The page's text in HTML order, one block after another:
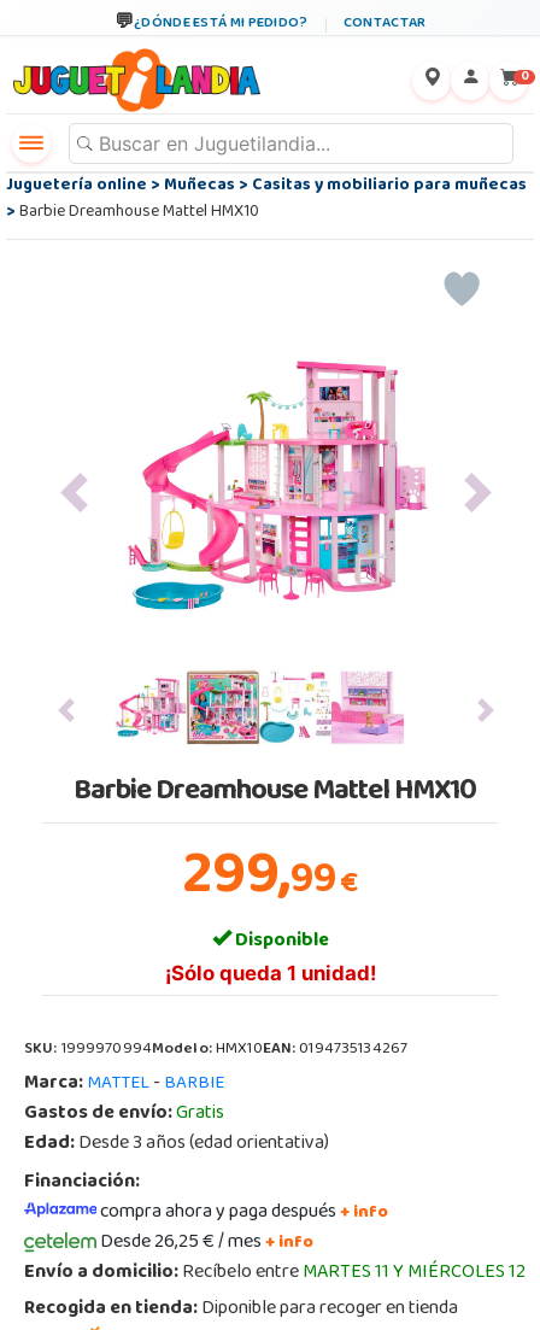
¿DÓNDE ESTÁ MI PEDIDO? CONTACTAR
0
Juguetería online>Muñecas>Casitas y mobiliario para muñecas
>Barbie Dreamhouse Mattel HMX10
Previous Next
Previous Next
Barbie Dreamhouse Mattel HMX10
299,99€
Disponible
¡Sólo queda 1 unidad!
SKU:1999970994Modelo:HMX10EAN:0194735134267
Marca:MATTEL-BARBIE
Gastos de envío:Gratis
Edad:Desde 3 años (edad orientativa)
Financiación:
compra ahora y paga después+ info
Desde 26,25 € / mes+ info
Envío a domicilio:Recíbelo entreMARTES 11 Y MIÉRCOLES 12
Recogida en tienda:Diponible para recoger en tienda